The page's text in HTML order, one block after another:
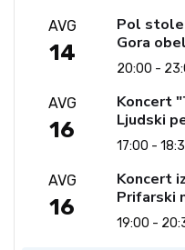
AVG
14
Pol
Gora
narodno-
20:00 -
AVG
16
Koncert
Ljudski
17:00 -
AVG
16
Koncert
Prifarski
19:00 -